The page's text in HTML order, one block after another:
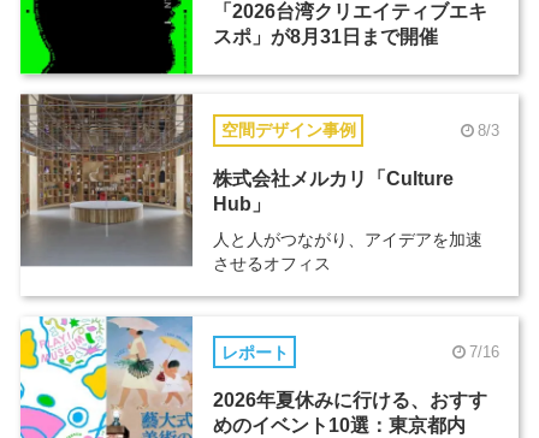
「2026台湾クリエイティブエキ
スポ」が8月31日まで開催
空間デザイン事例 8/3
株式会社メルカリ「Culture
Hub」
人と人がつながり、アイデアを加速
させるオフィス
レポート 7/16
2026年夏休みに行ける、おすす
めのイベント10選：東京都内